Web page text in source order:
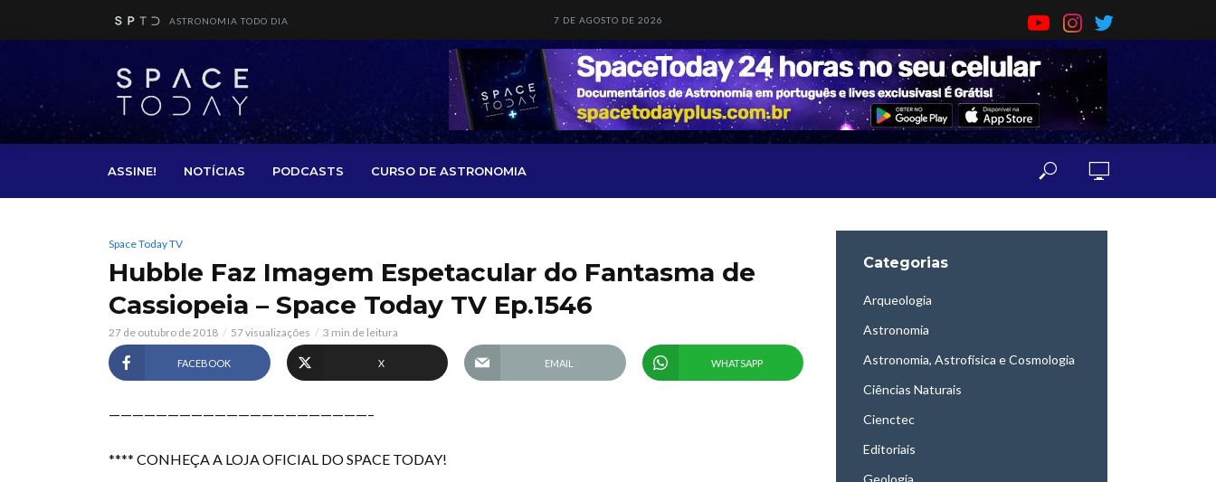
ASTRONOMIA TODO DIA 7 DE AGOSTO DE 2026
ASSINE! NOTÍCIAS PODCASTS CURSO DE ASTRONOMIA
Space Today TV
Hubble Faz Imagem Espetacular do Fantasma de
Cassiopeia – Space Today TV Ep.1546
27 de outubro de 2018 57 visualizações 3 min de leitura
FACEBOOK X EMAIL WHATSAPP
——————————————————————–
**** CONHEÇA A LOJA OFICIAL DO SPACE TODAY!
Categorias
Arqueologia
Astronomia
Astronomia, Astrofísica e Cosmologia
Ciências Naturais
Cienctec
Editoriais
Geologia